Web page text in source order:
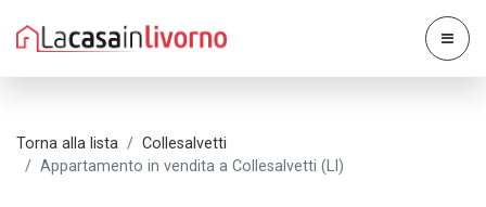
Torna alla lista
Collesalvetti
Appartamento in vendita a Collesalvetti (LI)